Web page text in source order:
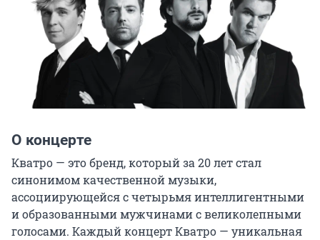
О концерте
Кватро — это бренд, который за 20 лет стал
синонимом качественной музыки,
ассоциирующейся с четырьмя интеллигентными
и образованными мужчинами с великолепными
голосами. Каждый концерт Кватро — уникальная